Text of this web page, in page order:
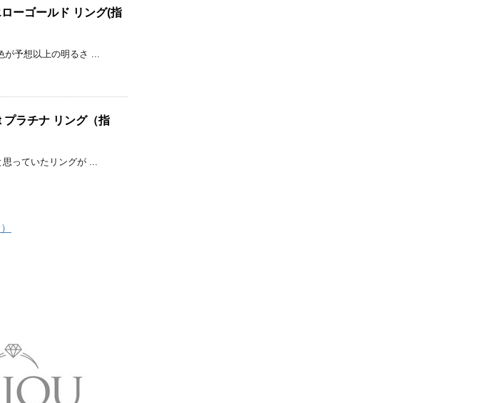
ーゴールド リング(指
予想以上の明るさ ...
ラチナ リング（指
っていたリングが ...